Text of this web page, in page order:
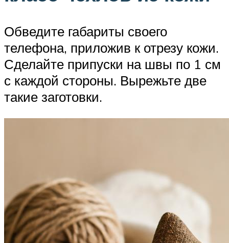
Обведите габариты своего
телефона, приложив к отрезу кожи.
Сделайте припуски на швы по 1 см
с каждой стороны. Вырежьте две
такие заготовки.